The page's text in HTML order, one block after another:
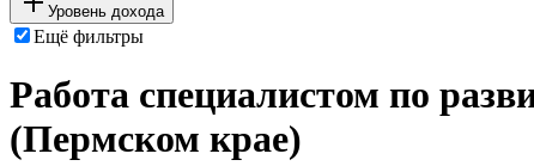
Уровень дохода
Ещё фильтры
Работа специалистом по
(Пермском крае)